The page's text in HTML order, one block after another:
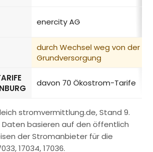
enercity AG
durch Wechsel weg von der
Grundversorgung
davon 70 Ökostrom-Tarife
stromvermittlung.de, Stand 9.
Daten basieren auf den öffentlich
der Stromanbieter für die
17034, 17036.